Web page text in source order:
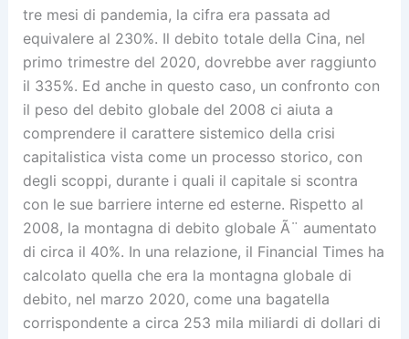
tre mesi di pandemia, la cifra era passata ad
equivalere al 230%. Il debito totale della Cina, nel
primo trimestre del 2020, dovrebbe aver raggiunto
il 335%. Ed anche in questo caso, un confronto con
il peso del debito globale del 2008 ci aiuta a
comprendere il carattere sistemico della crisi
capitalistica vista come un processo storico, con
degli scoppi, durante i quali il capitale si scontra
con le sue barriere interne ed esterne. Rispetto al
2008, la montagna di debito globale Ã¨ aumentato
di circa il 40%. In una relazione, il Financial Times ha
calcolato quella che era la montagna globale di
debito, nel marzo 2020, come una bagatella
corrispondente a circa 253 mila miliardi di dollari di